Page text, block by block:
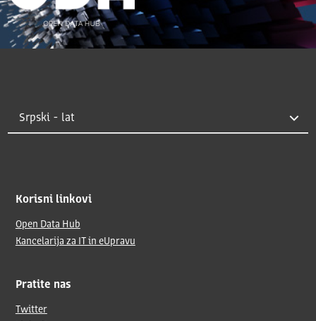
Korisni linkovi
Open Data Hub
Kancelarija za IT in eUpravu
Pratite nas
Twitter